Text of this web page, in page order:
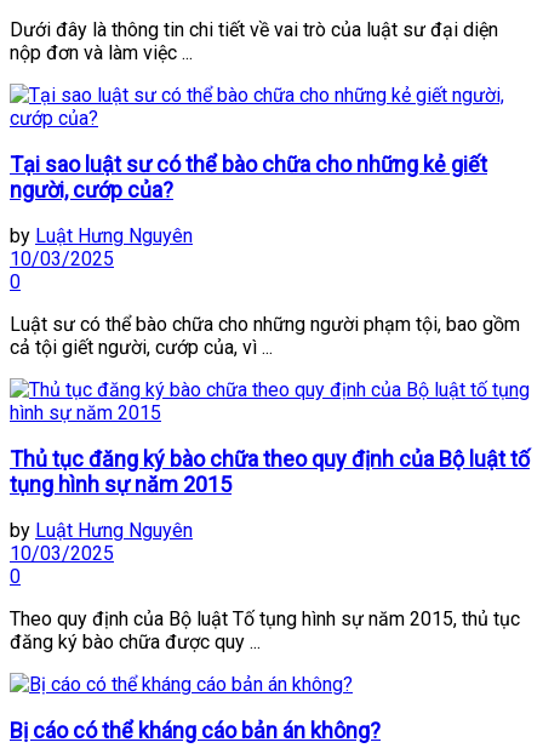
Dưới đây là thông tin chi tiết về vai trò của luật sư đại diện
nộp đơn và làm việc ...
Tại sao luật sư có thể bào chữa cho những kẻ giết
người, cướp của?
by Luật Hưng Nguyên
10/03/2025
0
Luật sư có thể bào chữa cho những người phạm tội, bao gồm
cả tội giết người, cướp của, vì ...
Thủ tục đăng ký bào chữa theo quy định của Bộ luật tố
tụng hình sự năm 2015
by Luật Hưng Nguyên
10/03/2025
0
Theo quy định của Bộ luật Tố tụng hình sự năm 2015, thủ tục
đăng ký bào chữa được quy ...
Bị cáo có thể kháng cáo bản án không?